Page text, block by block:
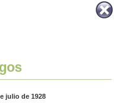
julio de 1928